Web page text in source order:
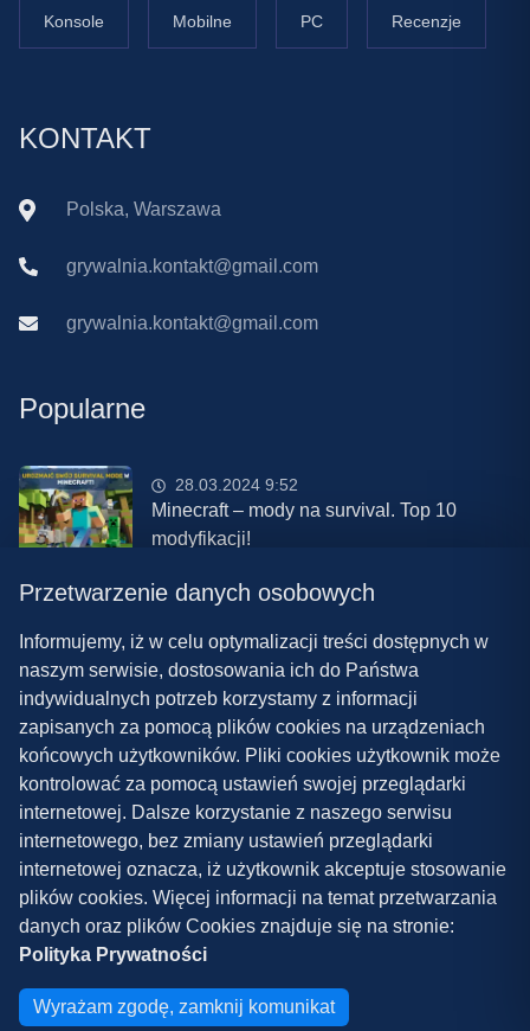
Konsole Mobilne PC Recenzje
KONTAKT
Polska, Warszawa
grywalnia.kontakt@gmail.com
grywalnia.kontakt@gmail.com
Popularne
28.03.2024 9:52
Minecraft – mody na survival. Top 10
modyfikacji!
08.03.2024 13:28
Najlepsze mody do ETS 2 w 2024 roku –
nowa paczka!
Polityka prywatności
Współpraca
Kontakt
Przetwarzenie danych osobowych
Informujemy, iż w celu optymalizacji treści dostępnych w
naszym serwisie, dostosowania ich do Państwa
indywidualnych potrzeb korzystamy z informacji
zapisanych za pomocą plików cookies na urządzeniach
końcowych użytkowników. Pliki cookies użytkownik może
kontrolować za pomocą ustawień swojej przeglądarki
internetowej. Dalsze korzystanie z naszego serwisu
internetowego, bez zmiany ustawień przeglądarki
internetowej oznacza, iż użytkownik akceptuje stosowanie
plików cookies. Więcej informacji na temat przetwarzania
danych oraz plików Cookies znajduje się na stronie:
Polityka Prywatności
Wyrażam zgodę, zamknij komunikat